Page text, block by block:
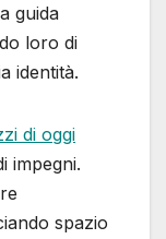
guida
loro di
identità.
di oggi
impegni.
spazio